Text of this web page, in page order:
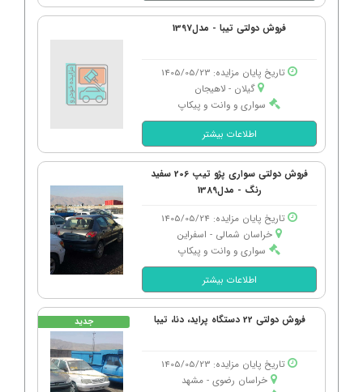
فروش دولتی تیبا - مدل1397
تاریخ پایان مزایده: 1405/05/23
گیلان - لاهیجان
سواری و وانت و پیکاپ
اطلاعات بیشتر
فروش دولتی سواری پژو تیپ 206 سفید
رنگ - مدل1389
تاریخ پایان مزایده: 1405/05/24
خراسان شمالی - اسفراین
سواری و وانت و پیکاپ
اطلاعات بیشتر
فروش دولتی 22 دستگاه پراید، دنا، تیبا
تاریخ پایان مزایده: 1405/05/23
خراسان رضوی - مشهد
جدید